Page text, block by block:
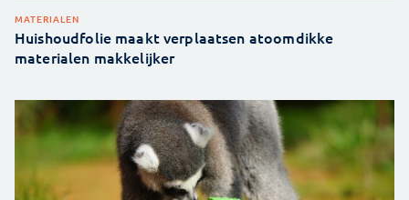
MATERIALEN
Huishoudfolie maakt verplaatsen atoomdikke
materialen makkelijker